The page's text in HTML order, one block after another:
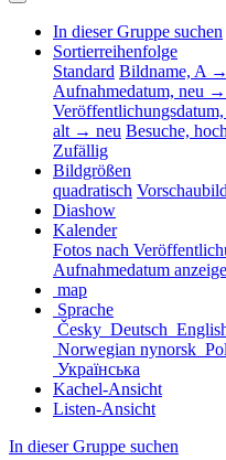
In dieser Gruppe suchen
Sortierreihenfolge
Standard Bildname, A
Aufnahmedatum, neu
alt → neu Besuche,
Zufällig
Bildgrößen
quadratisch Vorschaubild
Diashow
Kalender
Fotos nach
Aufnahmedatum
map
Sprache
Česky Deutsch
Norwegian nynorsk
Українська
Kachel-Ansicht
Listen-Ansicht
In dieser Gruppe suchen